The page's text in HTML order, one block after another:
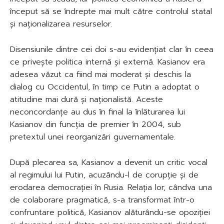
început să se îndrepte mai mult către controlul statal
și naționalizarea resurselor.
Disensiunile dintre cei doi s-au evidențiat clar în ceea
ce privește politica internă și externă. Kasianov era
adesea văzut ca fiind mai moderat și deschis la
dialog cu Occidentul, în timp ce Putin a adoptat o
atitudine mai dură și naționalistă. Aceste
neconcordanțe au dus în final la înlăturarea lui
Kasianov din funcția de premier în 2004, sub
pretextul unei reorganizări guvernamentale.
După plecarea sa, Kasianov a devenit un critic vocal
al regimului lui Putin, acuzându-l de corupție și de
erodarea democrației în Rusia. Relația lor, cândva una
de colaborare pragmatică, s-a transformat într-o
confruntare politică, Kasianov alăturându-se opoziției